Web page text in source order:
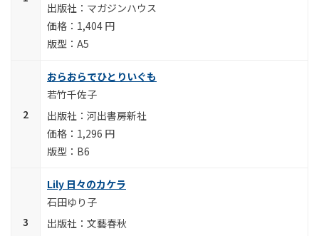
マガジンハウス
1,404 円
A5
おらおらでひとりいぐも
若竹千佐子
河出書房新社
1,296 円
B6
Lily 日々のカケラ
石田ゆり子
文藝春秋